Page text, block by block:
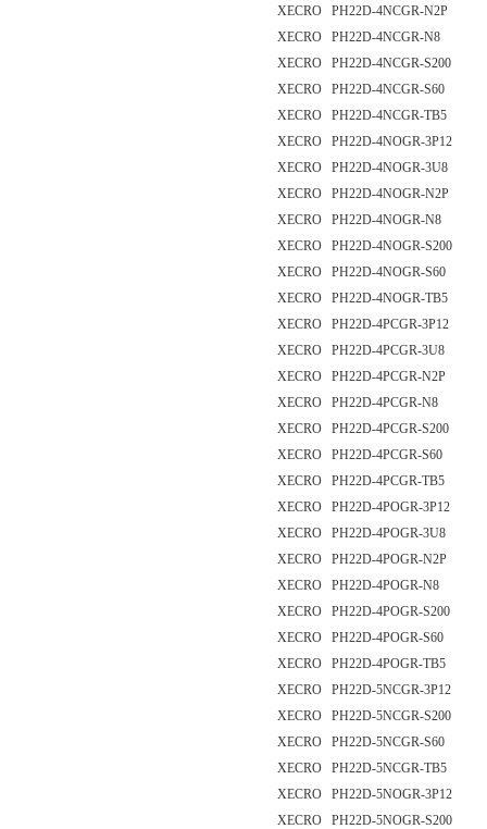
XECRO PH22D-4NCGR-N2P
XECRO PH22D-4NCGR-N8
XECRO PH22D-4NCGR-S200
XECRO PH22D-4NCGR-S60
XECRO PH22D-4NCGR-TB5
XECRO PH22D-4NOGR-3P12
XECRO PH22D-4NOGR-3U8
XECRO PH22D-4NOGR-N2P
XECRO PH22D-4NOGR-N8
XECRO PH22D-4NOGR-S200
XECRO PH22D-4NOGR-S60
XECRO PH22D-4NOGR-TB5
XECRO PH22D-4PCGR-3P12
XECRO PH22D-4PCGR-3U8
XECRO PH22D-4PCGR-N2P
XECRO PH22D-4PCGR-N8
XECRO PH22D-4PCGR-S200
XECRO PH22D-4PCGR-S60
XECRO PH22D-4PCGR-TB5
XECRO PH22D-4POGR-3P12
XECRO PH22D-4POGR-3U8
XECRO PH22D-4POGR-N2P
XECRO PH22D-4POGR-N8
XECRO PH22D-4POGR-S200
XECRO PH22D-4POGR-S60
XECRO PH22D-4POGR-TB5
XECRO PH22D-5NCGR-3P12
XECRO PH22D-5NCGR-S200
XECRO PH22D-5NCGR-S60
XECRO PH22D-5NCGR-TB5
XECRO PH22D-5NOGR-3P12
XECRO PH22D-5NOGR-S200